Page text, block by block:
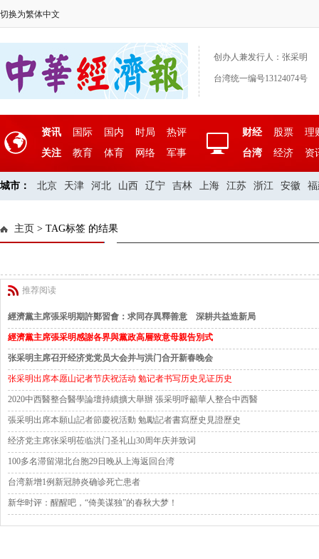
切换为繁体中文
创办人兼发行人：张采明
台湾统一编号13124074号
资讯 国际 国内 时局
热评
关注
教育 体育 网络 军事
财经 股票
理
台湾
经济 资
城市： 北京 天津 河北 山西 辽宁 吉林 上海 江苏 浙江 安徽
主页 > TAG标签 的结果
推荐阅读
經濟黨主席張采明期許鄭習會：求同存異釋善意 深耕共益造新局
經濟黨主席張采明感謝各界與黨政高層致意母親告別式
张采明主席召开经济党党员大会并与洪门合开新春晚会
张采明出席本愿山记者节庆祝活动 勉记者书写历史见证历史
2020中西醫整合醫學論壇持續擴大舉辦 張采明呼籲華人整合中西醫
張采明出席本願山記者節慶祝活動 勉勵記者書寫歷史見證歷史
经济党主席张采明莅临洪门圣礼山30周年庆并致词
100多名滞留湖北台胞29日晚从上海返回台湾
台湾新增1例新冠肺炎确诊死亡患者
新华时评：醒醒吧，“倚美谋独”的春秋大梦！